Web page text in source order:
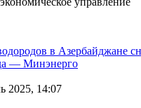
2025, 14:07